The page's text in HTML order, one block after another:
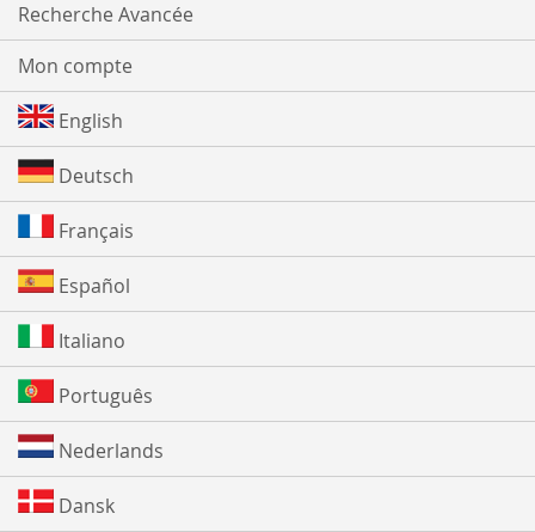
Recherche Avancée
Mon compte
English
Deutsch
Français
Español
Italiano
Português
Nederlands
Dansk